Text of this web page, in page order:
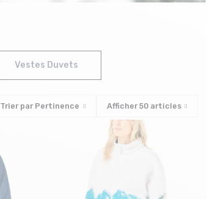
Vestes Duvets
Trier par Pertinence Afficher50articles